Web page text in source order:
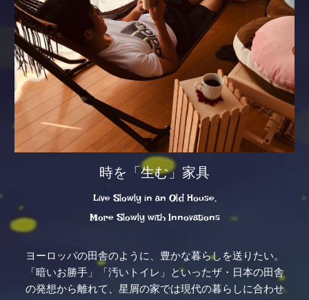
時を「生む」家具
Live Slowly in an Old House,
More Slowly with Innovations
ヨーロッパの田舎のように、豊かな暮らしを送りたい。
「暗いお勝手」「汚いトイレ」といったザ・日本の田舎
の発想から離れて、星屑の家では現代の暮らしに合わせ